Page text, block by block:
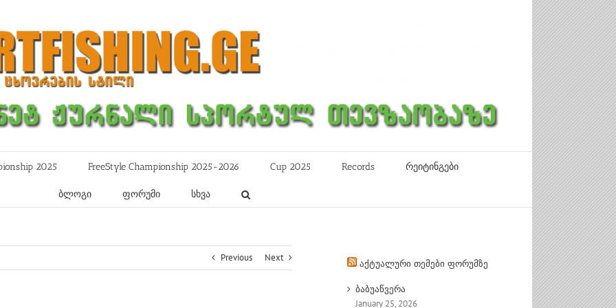
2025 FreeStyle Championship 2025-2026 Cup 2025 Records რეიტინგები
ბლოგი ფორუმი სხვა
Previous Next
აქტუალური თემები ფორუმზე
ბაბუაწვერა
January 25, 2026